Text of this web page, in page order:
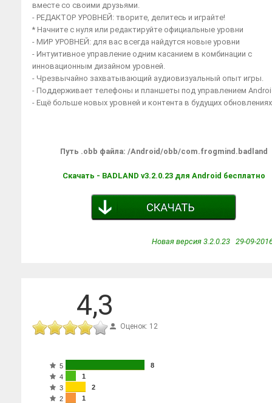
вместе со своими друзьями.
- РЕДАКТОР УРОВНЕЙ: творите, делитесь и играйте!
* Начните с нуля или редактируйте официальные уровни
- МИР УРОВНЕЙ: для вас всегда найдутся новые уровни
- Интуитивное управление одним касанием в комбинации с
инновационным дизайном уровней.
- Чрезвычайно захватывающий аудиовизуальный опыт игры.
- Поддерживает телефоны и планшеты под управлением
- Ещё больше новых уровней и контента в будущих
Путь .obb файла: /Android/obb/com.frogmind.badland
Скачать - BADLAND v3.2.0.23 для Android бесплатно
Новая версия 3.2.0.23 29-09-
4,3
Оценок: 12
5
8
4
1
3
2
2
1